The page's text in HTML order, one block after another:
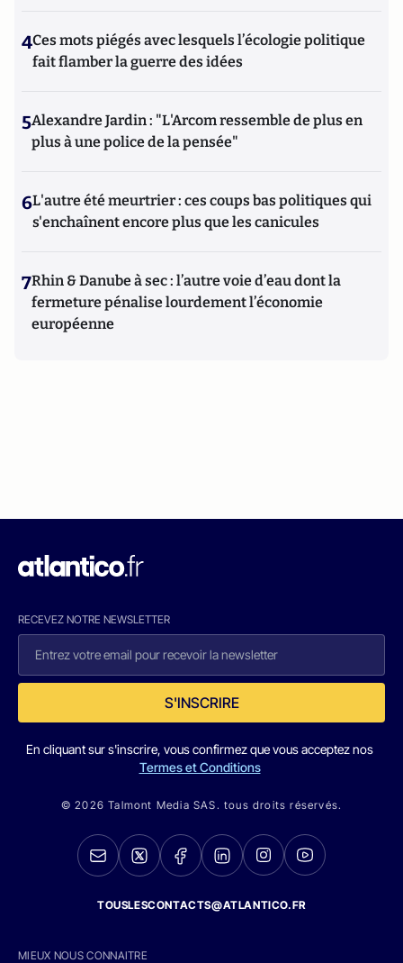
4Ces mots piégés avec lesquels l’écologie politique
fait flamber la guerre des idées
5Alexandre Jardin : "L'Arcom ressemble de plus en
plus à une police de la pensée"
6L'autre été meurtrier : ces coups bas politiques qui
s'enchaînent encore plus que les canicules
7Rhin & Danube à sec : l’autre voie d’eau dont la
fermeture pénalise lourdement l’économie
européenne
RECEVEZ NOTRE NEWSLETTER
S'INSCRIRE
En cliquant sur s'inscrire, vous confirmez que vous acceptez nos
Termes et Conditions
© 2026 Talmont Media SAS. tous droits réservés.
TOUSLESCONTACTS@ATLANTICO.FR
MIEUX NOUS CONNAITRE